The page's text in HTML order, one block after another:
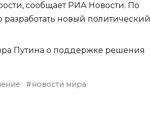
сообщает РИА Новости. По
новый политический
Путина о поддержке решения
новости мира